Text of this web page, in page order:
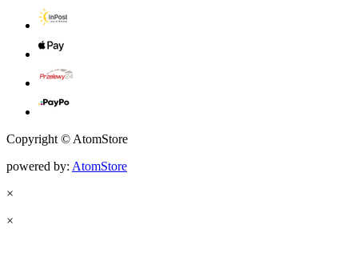
Copyright © AtomStore
powered by: AtomStore
×
×